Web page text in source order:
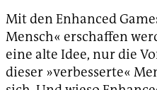
Mit den Enhanced
Mensch« erschaffen
eine alte Idee, nur die
dieser »verbesserte«